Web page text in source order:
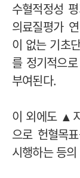
수혈적정성
의료질평가
이 없는 기초
를 정기적으
부여된다.
이 외에도 ▲
으로 헌혈목
시행하는 등